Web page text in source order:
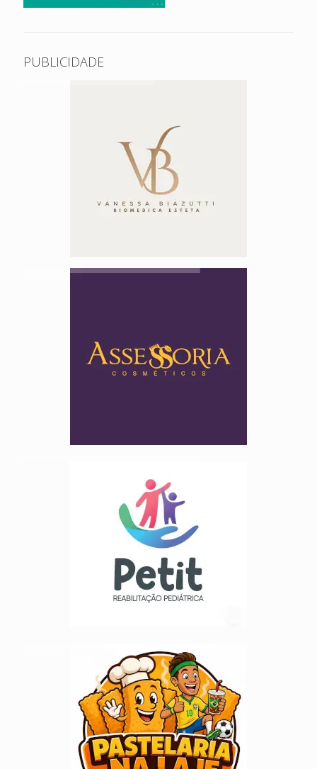
PUBLICIDADE